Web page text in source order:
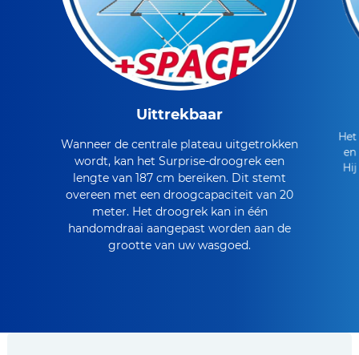
Uittrekbaar
Wanneer de centrale plateau uitgetrokken
wordt, kan het Surprise-droogrek een
lengte van 187 cm bereiken. Dit stemt
overeen met een droogcapaciteit van 20
meter. Het droogrek kan in één
handomdraai aangepast worden aan de
grootte van uw wasgoed.
en